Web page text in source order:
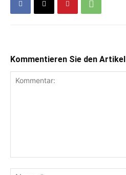
Kommentieren Sie den Artikel